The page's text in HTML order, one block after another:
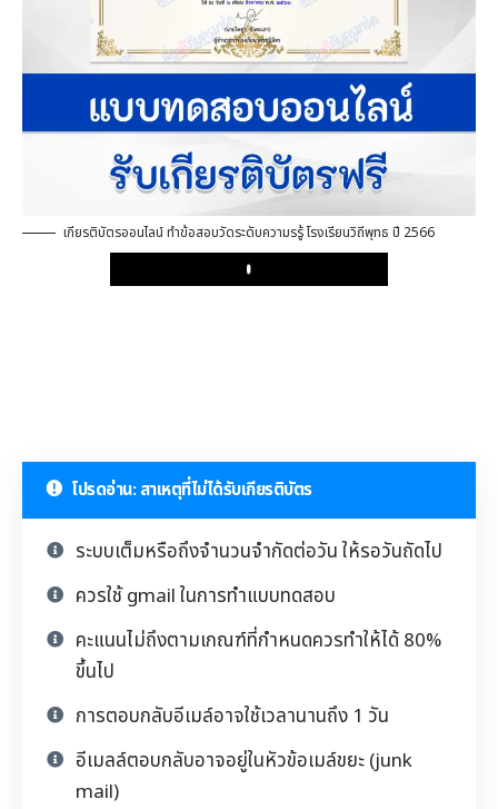
เกียรติบัตรออนไลน์ ทำข้อสอบวัดระดับความรรู้ โรงเรียนวิถีพุทธ ปี 2566
Play
โปรดอ่าน: สาเหตุที่ไม่ได้รับเกียรติบัตร
ระบบเต็มหรือถึงจำนวนจำกัดต่อวัน ให้รอวันถัดไป
ควรใช้ gmail ในการทำแบบทดสอบ
คะแนนไม่ถึงตามเกณฑ์ที่กำหนดควรทำให้ได้ 80%
ขึ้นไป
การตอบกลับอีเมล์อาจใช้เวลานานถึง 1 วัน
อีเมลล์ตอบกลับอาจอยู่ในหัวข้อเมล์ขยะ (junk
mail)